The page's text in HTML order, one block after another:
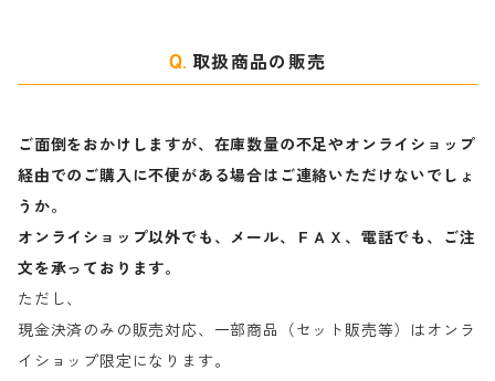
取扱商品の販売
ご面倒をおかけしますが、在庫数量の不足やオンライショップ
経由でのご購入に不便がある場合はご連絡いただけないでしょ
うか。
オンライショップ以外でも、メール、ＦＡＸ、電話でも、ご注
文を承っております。
ただし、
現金決済のみの販売対応、一部商品（セット販売等）はオンラ
イショップ限定になります。